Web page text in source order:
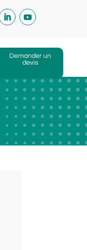
Demander un
devis